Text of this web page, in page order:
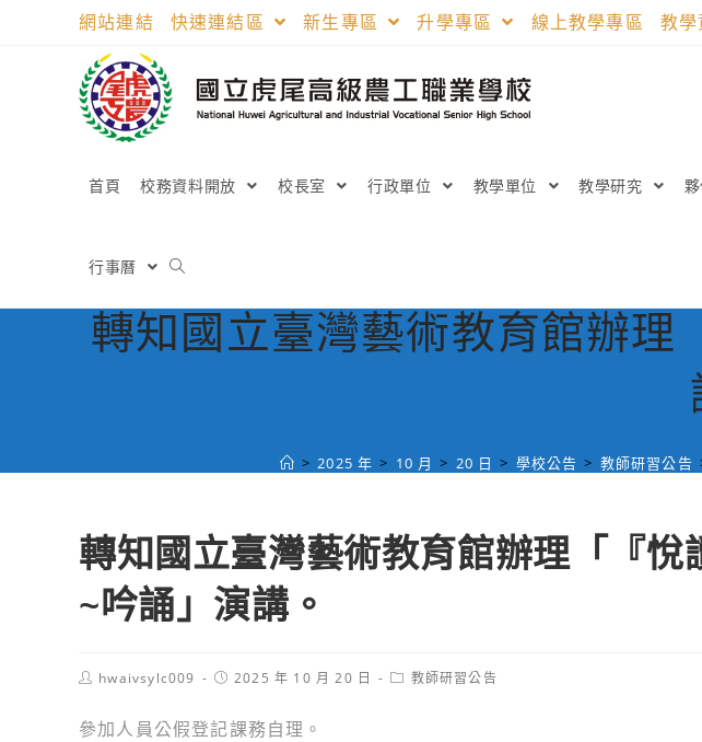
網站連結 快速連結區 新生專區 升學專區 線上教學專區 教
首頁 校務資料開放 校長室 行政單位 教學單位 教學研究
行事曆
轉知國立臺灣藝術教育館辦理
> 2025 年 > 10 月 > 20 日 > 學校公告 > 教師研習公告
轉知國立臺灣藝術教育館辦理「『悅
~吟誦」演講。
Posthwaivsylc009
Post2025 年 10 月 20 日
Post教師研習公告
參加人員公假登記課務自理。